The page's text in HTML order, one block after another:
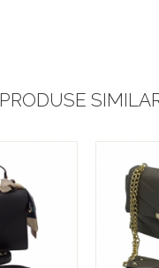
PRODUSE